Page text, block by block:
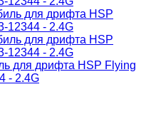
для дрифта HSP Flying
- 2.4G